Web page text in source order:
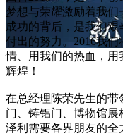
梦想与荣耀激励着我们
成功的背后，是我们
付出的努力。2016我
情、用我们的热血，
辉煌！
在总经理陈荣先生的带
门、铸铝门、博物馆展
泽利需要各界朋友的全